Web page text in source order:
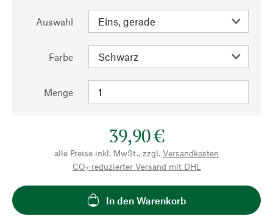
Auswahl
Farbe
Menge
39,90 €
alle Preise inkl. MwSt., zzgl. Versandkosten
CO₂-reduzierter Versand mit DHL
In den Warenkorb